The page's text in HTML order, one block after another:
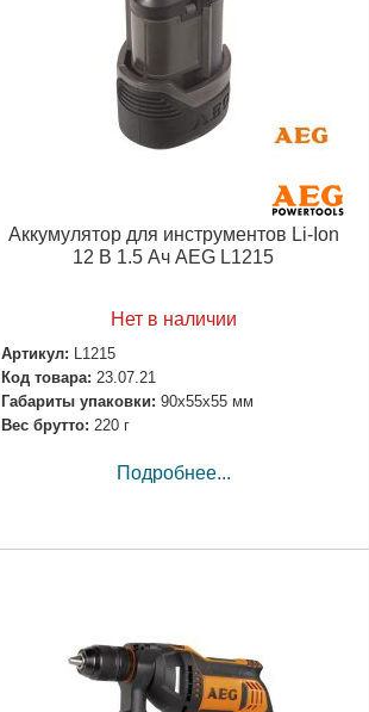
Аккумулятор для инструментов Li-Ion
12 В 1.5 Ач AEG L1215
Нет в наличии
Артикул:
L1215
Код товара: 23.07.21
Габариты упаковки: 90x55x55 мм
Вес брутто: 220 г
Подробнее...